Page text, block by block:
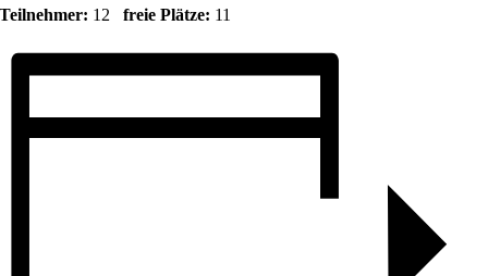
Teilnehmer: 12freie Plätze: 11